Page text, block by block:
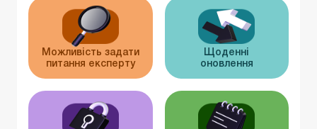
Можливість задати
питання експерту
Щоденні
оновлення